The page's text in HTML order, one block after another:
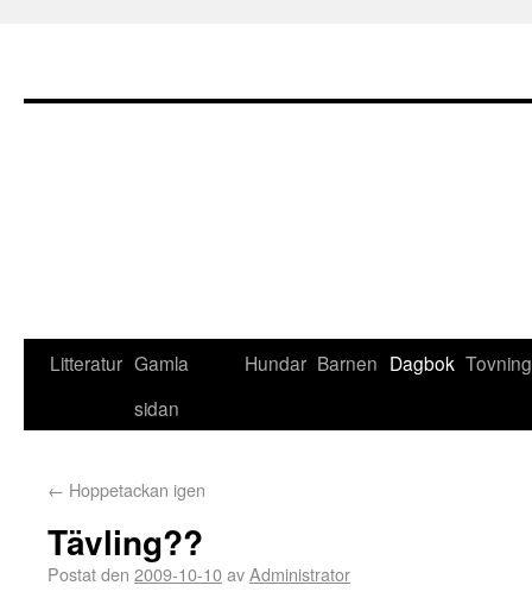
Litteratur Gamla
sidan
Hundar Barnen Dagbok Tovning
← Hoppetackan igen
Tävling??
Postat den 2009-10-10avAdministrator